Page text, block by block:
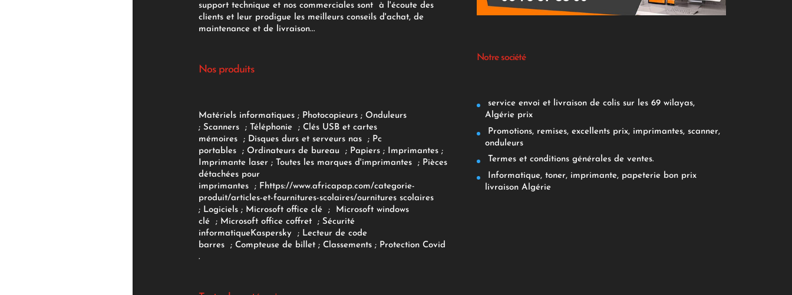
support technique et nos commerciales sont à l'écoute des
clients et leur prodigue les meilleurs conseils d'achat, de
maintenance et de livraison...
Nos produits
Matériels informatiques; Photocopieurs; Onduleurs
; Scanners ; Téléphonie ; Clés USB et cartes
mémoires
; Disques durs et serveurs nas ; Pc
portables
; Ordinateurs de bureau ; Papiers; Imprimantes;
Imprimante laser; Toutes les marques d'imprimantes ; Pièces
détachées pour
imprimantes
; F https://www.africapap.com/categorie-
produit/articles-et-fournitures-scolaires/ournitures scolaires
; Logiciels ; Microsoft office clé ;
Microsoft windows
clé; Microsoft office coffret ; Sécurité
informatiqueKaspersky ; Lecteur de code
barres
; Compteuse de billet; Classements ; Protection Covid
.
Notre société
service envoi et livraison de colis sur les 69 wilayas,
Algérie prix
Promotions, remises, excellents prix, imprimantes, scanner,
onduleurs
Termes et conditions générales de ventes.
Informatique, toner, imprimante, papeterie bon prix
livraison Algérie